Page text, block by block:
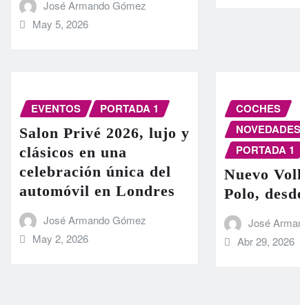
José Armando Gómez
May 5, 2026
EVENTOS PORTADA 1
Salon Privé 2026, lujo y
clásicos en una
celebración única del
automóvil en Londres
José Armando Gómez
May 2, 2026
COCHES
PORTADA 1
Nuevo
Polo,
José
Abr 29, 2026